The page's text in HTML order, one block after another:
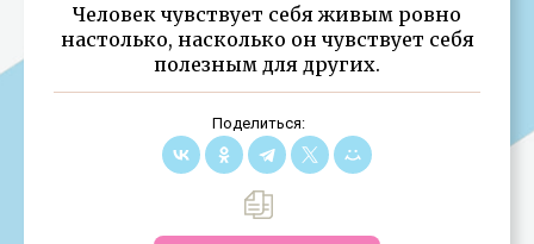
Человек чувствует себя живым ровно
настолько, насколько он чувствует себя
полезным для других.
Поделиться: